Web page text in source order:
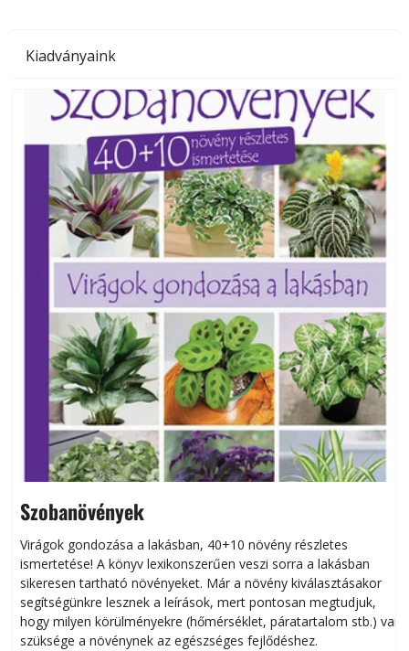
Kiadványaink
Szobanövények
Virágok gondozása a lakásban, 40+10 növény részletes
ismertetése! A könyv lexikonszerűen veszi sorra a lakásban
sikeresen tart­ha­tó növényeket. Már a növény kiválasztásakor
segítségünkre lesznek a leírások, mert pontosan megtudjuk,
hogy milyen körülményekre (hőmérséklet, páratartalom stb.) van
szüksége a növénynek az egészséges fejlődéshez.